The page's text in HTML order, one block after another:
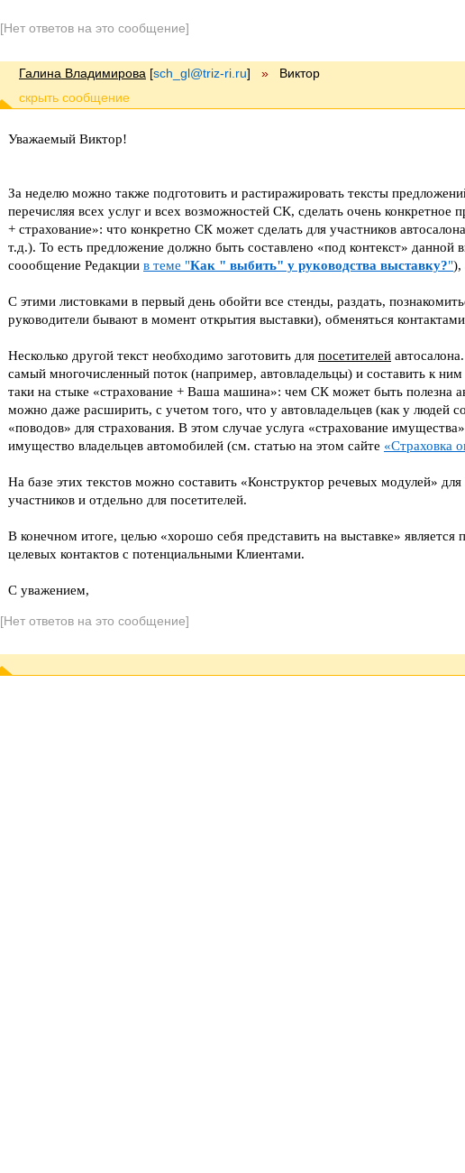
[Нет ответов на это сообщение]
Галина Владимирова [sch_gl@triz-ri.ru] » Виктор
Уважаемый Виктор!
За неделю можно также подготовить и растиражировать тексты
перечисляя всех услуг и всех возможностей СК, сделать очень конкретное
+ страхование»: что конкретно СК может сделать для участников
т.д.). То есть предложение должно быть составлено «под контекст» данной
соообщение Редакции в теме "Как " выбить" у руководства выставку?"),
С этими листовками в первый день обойти все стенды, раздать,
руководители бывают в момент открытия выставки), обменяться
Несколько другой текст необходимо заготовить для посетителей
самый многочисленный поток (например, автовладельцы) и составить к
таки на стыке «страхование + Ваша машина»: чем СК может быть полезна
можно даже расширить, с учетом того, что у автовладельцев (как у людей
«поводов» для страхования. В этом случае услуга «страхование
имущество владельцев автомобилей (см. статью на этом сайте «Страховка
На базе этих текстов можно составить «Конструктор речевых модулей»
участников и отдельно для посетителей.
В конечном итоге, целью «хорошо себя представить на выставке» является
целевых контактов с потенциальными Клиентами.
С уважением,
[Нет ответов на это сообщение]